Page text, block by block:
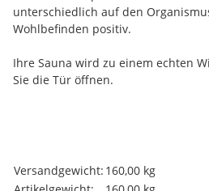
unterschiedlich auf den
Wohlbefinden positiv.
Ihre Sauna wird zu einem echten
Sie die Tür öffnen.
Produkteigenschaft
Wert
Versandgewicht: 160,00 kg